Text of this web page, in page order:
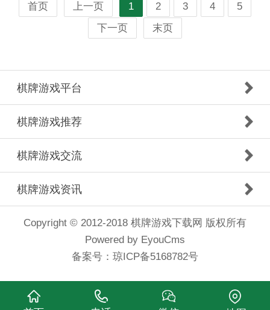
首页 上一页 1 2 3 4
5
下一页
末页
棋牌游戏平台
棋牌游戏推荐
棋牌游戏交流
棋牌游戏资讯
Copyright © 2012-2018 棋牌游戏下载网 版权所有
Powered by EyouCms
备案号： 琼ICP备5168782号